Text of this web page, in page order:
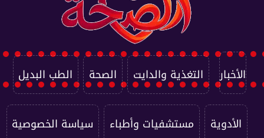
الأخبار التغذية والدايت الصحة الطب البديل
الأدوية مستشفيات وأطباء سياسة الخصوصية